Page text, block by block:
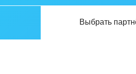
Выбрать